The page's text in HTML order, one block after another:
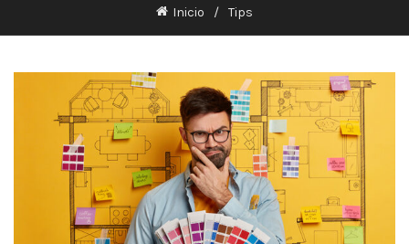
Inicio Tips